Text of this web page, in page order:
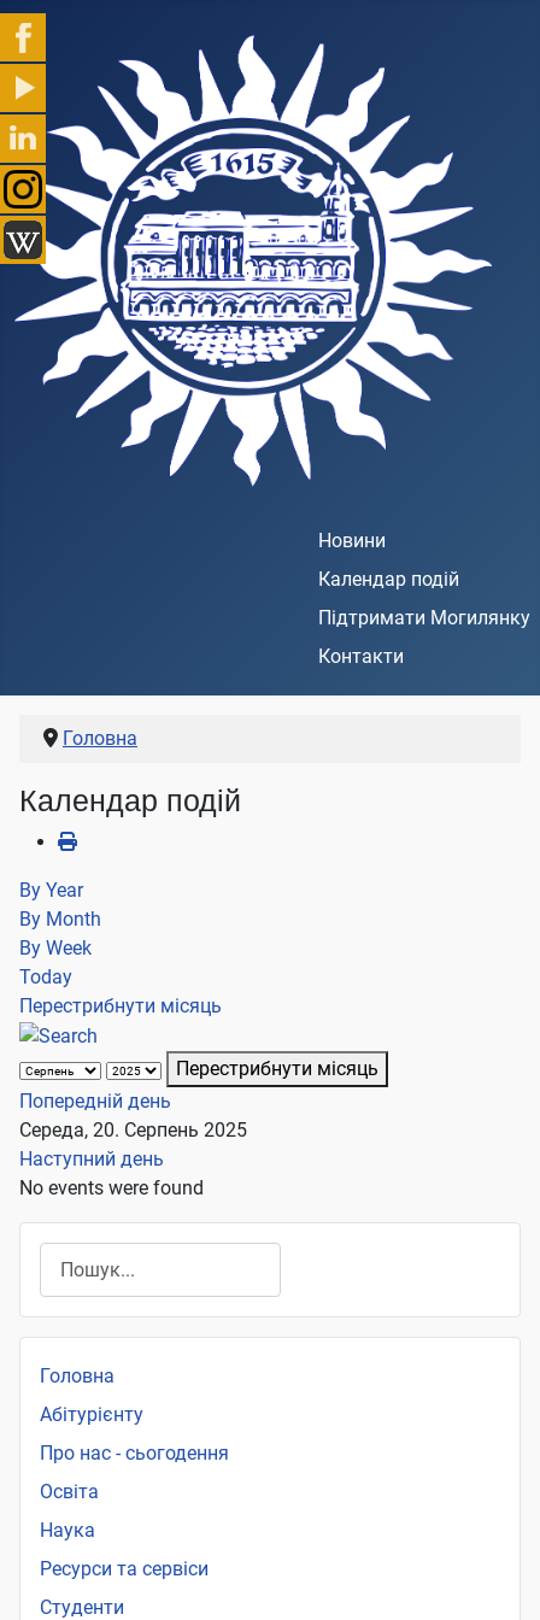
Новини
Календар подій
Підтримати Могилянку
Контакти
Головна
Календар подій
By Year
By Month
By Week
Today
Перестрибнути місяць
Перестрибнути місяць
Попередній день
Середа, 20. Серпень 2025
Наступний день
No events were found
Головна
Абітурієнту
Про нас - сьогодення
Освіта
Наука
Ресурси та сервіси
Студенти